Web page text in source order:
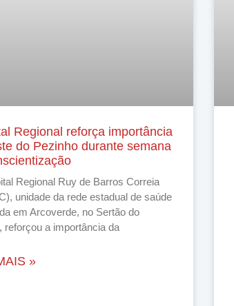
Regional reforça importância
do Pezinho durante semana
Regional Ruy de Barros Correia
unidade da rede estadual de saúde
em Arcoverde, no Sertão do
reforçou a importância da
»